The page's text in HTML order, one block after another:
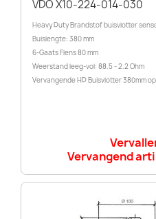
VDO X10-224-014-030
Heavy Duty Brandstof buisvlotter
Buislengte: 380 mm
6-Gaats Flens 80 mm
Weerstand leeg-vol: 88.5 - 2.2 Ohm
Vervangende HD Buisvlotter 380mm
Vervangend